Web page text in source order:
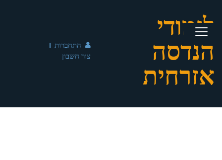
לימודי
הנדסה
אזרחית
התחברות
צור חשבון